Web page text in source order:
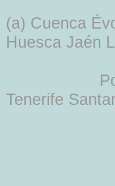
(a) Cuenca
Huesca Jaén
Tenerife